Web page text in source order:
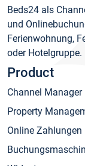
Beds24 als
und
Ferienwohnung,
oder Hotelgruppe.
Product
Channel Manager
Property
Online Zahlungen